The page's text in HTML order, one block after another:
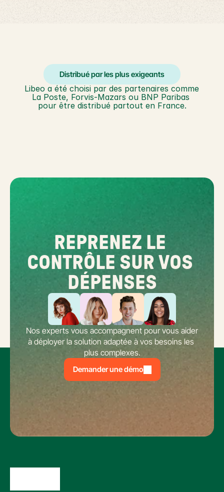
Distribué par les plus exigeants
Libeo a été choisi par des partenaires comme
La Poste, Forvis-Mazars ou BNP Paribas
pour être distribué partout en France.
REPRENEZ LE
CONTRÔLE SUR VOS
DÉPENSES
Nos experts vous accompagnent pour vous aider
à déployer la solution adaptée à vos besoins les
plus complexes.
Demander une démo